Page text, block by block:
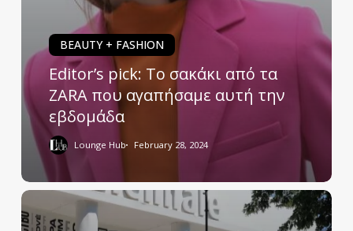
BEAUTY + FASHION
Editor’s pick: Το σακάκι από τα
ZARA που αγαπήσαμε αυτή την
εβδομάδα
Lounge Hub February 28, 2024